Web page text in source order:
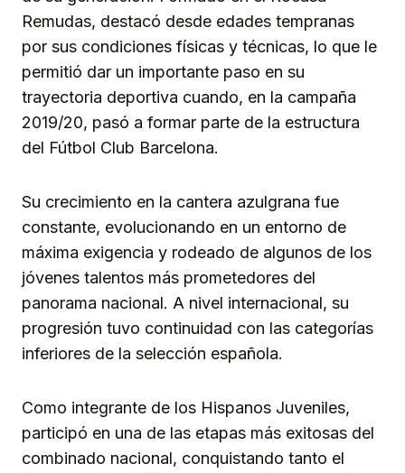
Remudas, destacó desde edades tempranas
por sus condiciones físicas y técnicas, lo que le
permitió dar un importante paso en su
trayectoria deportiva cuando, en la campaña
2019/20, pasó a formar parte de la estructura
del Fútbol Club Barcelona.
Su crecimiento en la cantera azulgrana fue
constante, evolucionando en un entorno de
máxima exigencia y rodeado de algunos de los
jóvenes talentos más prometedores del
panorama nacional. A nivel internacional, su
progresión tuvo continuidad con las categorías
inferiores de la selección española.
Como integrante de los Hispanos Juveniles,
participó en una de las etapas más exitosas del
combinado nacional, conquistando tanto el